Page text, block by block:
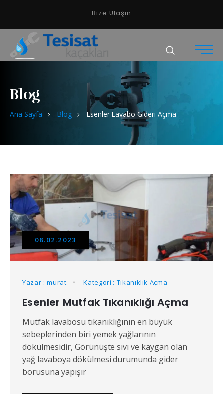
Bize Ulaşın
Blog
Ana Sayfa Blog Esenler Lavabo Gideri Açma
08.02.2023
Yazar : murat Kategori : Tıkanıklık Açma
Esenler Mutfak Tıkanıklığı Açma
Mutfak lavabosu tıkanıklığının en büyük
sebeplerinden biri yemek yağlarının
dökülmesidir, Görünüşte sıvı ve kaygan olan
yağ lavaboya dökülmesi durumunda gider
borusuna yapışır